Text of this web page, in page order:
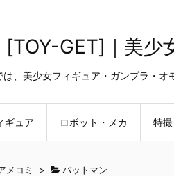
[TOY-GET]｜美
は、美少女フィギュア・ガンプラ・
ギュア ロボット・メカ 特撮
メコミ > バットマン